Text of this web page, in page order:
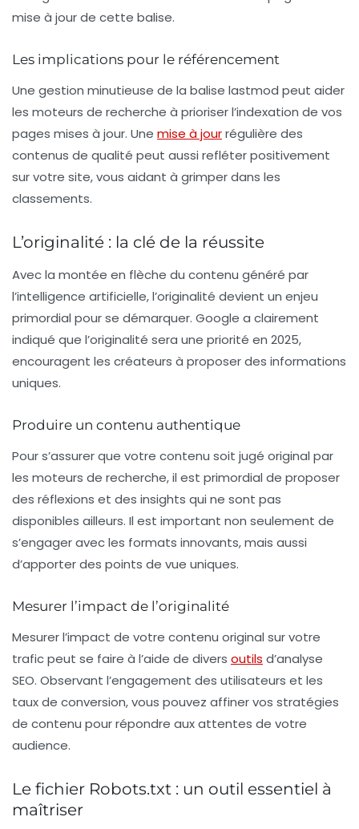
mise à jour de cette balise.
Les implications pour le référencement
Une gestion minutieuse de la balise lastmod peut aider
les moteurs de recherche à prioriser l’indexation de vos
pages mises à jour. Une mise à jourrégulière des
contenus de qualité peut aussi refléter positivement
sur votre site, vous aidant à grimper dans les
classements.
L’originalité : la clé de la réussite
Avec la montée en flèche du contenu généré par
l’intelligence artificielle,l’originalité devient un enjeu
primordial pour se démarquer. Google a clairement
indiqué que l’originalité sera une priorité en 2025,
encouragent les créateurs à proposer des informations
uniques.
Produire un contenu authentique
Pour s’assurer que votre contenu soit jugé original par
les moteurs de recherche, il est primordial de proposer
des réflexions et des insights qui ne sont pas
disponibles ailleurs. Il est important non seulement de
s’engager avec les formats innovants, mais aussi
d’apporter des points de vue uniques.
Mesurer l’impact de l’originalité
Mesurer l’impact de votre contenu original sur votre
trafic peut se faire à l’aide de divers outils d’analyse
SEO. Observant l’engagement des utilisateurs et les
taux de conversion, vous pouvez affiner vos stratégies
de contenu pour répondre aux attentes de votre
audience.
Le fichier Robots.txt : un outil essentiel à
maîtriser